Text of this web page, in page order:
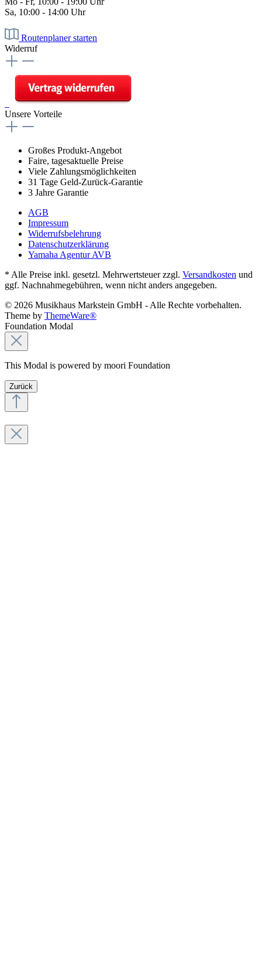
Sa, 10:00 - 14:00 Uhr
Routenplaner starten
Widerruf
Unsere Vorteile
Großes Produkt-Angebot
Faire, tagesaktuelle Preise
Viele Zahlungsmöglichkeiten
31 Tage Geld-Zurück-Garantie
3 Jahre Garantie
AGB
Impressum
Widerrufsbelehrung
Datenschutzerklärung
Yamaha Agentur AVB
* Alle Preise inkl. gesetzl. Mehrwertsteuer zzgl. Versandkosten und
ggf. Nachnahmegebühren, wenn nicht anders angegeben.
© 2026 Musikhaus Markstein GmbH - Alle Rechte vorbehalten.
Theme by ThemeWare®
Foundation Modal
This Modal is powered by moori Foundation
Zurück